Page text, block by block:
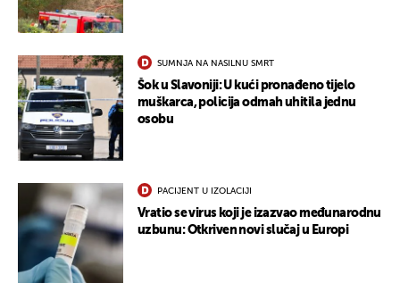
SUMNJA NA NASILNU SMRT
Šok u Slavoniji: U kući pronađeno tijelo
muškarca, policija odmah uhitila jednu
osobu
PACIJENT U IZOLACIJI
Vratio se virus koji je izazvao međunarodnu
uzbunu: Otkriven novi slučaj u Europi